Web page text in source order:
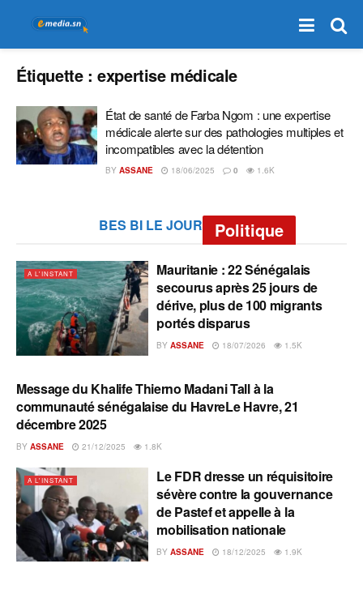
Étiquette :expertise médicale
État de santé de Farba Ngom : une expertise
médicale alerte sur des pathologies multiples et
incompatibles avec la détention
BY ASSANE 18/06/2025 0 1.6K
BES BI LE JOUR Politique
A L'INSTANT
Mauritanie : 22 Sénégalais
secourus après 25 jours de
dérive, plus de 100 migrants
portés disparus
BY ASSANE 18/07/2026 1.5K
A L'INSTANT
Message du Khalife Thierno Madani Tall à la
communauté sénégalaise du HavreLe Havre, 21
décembre 2025
BY ASSANE 21/12/2025 1.8K
A L'INSTANT
Le FDR dresse un réquisitoire
sévère contre la gouvernance
de Pastef et appelle à la
mobilisation nationale
BY ASSANE 18/12/2025 1.9K